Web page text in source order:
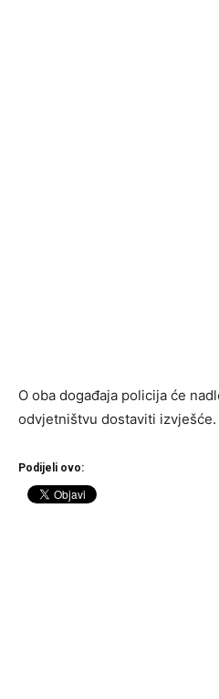
O oba događaja policija će
odvjetništvu dostaviti izvješće.
Podijeli ovo: